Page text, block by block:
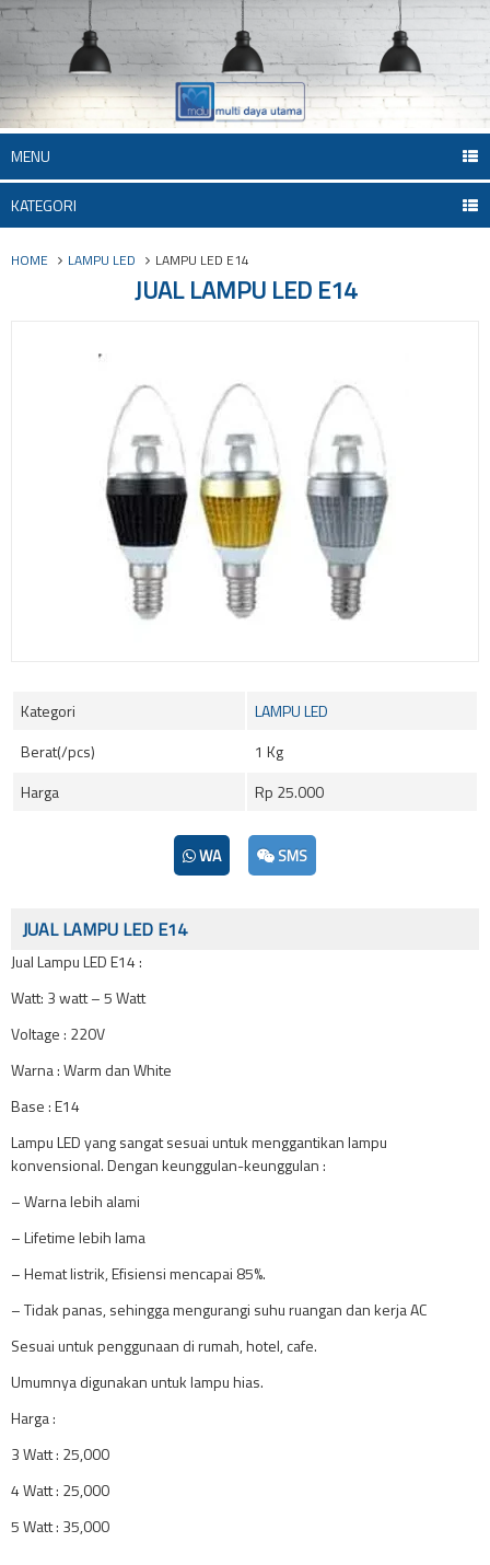
MENU
KATEGORI
HOME LAMPU LED LAMPU LED E14
JUAL LAMPU LED E14
Kategori
LAMPU LED
Berat(/pcs)
1 Kg
Harga
Rp 25.000
WA SMS
JUAL LAMPU LED E14
Jual Lampu LED E14 :
Watt: 3 watt – 5 Watt
Voltage : 220V
Warna : Warm dan White
Base : E14
Lampu LED yang sangat sesuai untuk menggantikan lampu
konvensional. Dengan keunggulan-keunggulan :
– Warna lebih alami
– Lifetime lebih lama
– Hemat listrik, Efisiensi mencapai 85%.
– Tidak panas, sehingga mengurangi suhu ruangan dan kerja AC
Sesuai untuk penggunaan di rumah, hotel, cafe.
Umumnya digunakan untuk lampu hias.
Harga :
3 Watt : 25,000
4 Watt : 25,000
5 Watt : 35,000